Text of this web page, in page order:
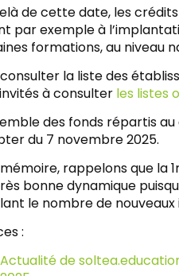
de cette date, les
par exemple à
formations, au niveau
la liste des
à consulter les listes
des fonds répartis
du 7 novembre 2025.
rappelons que la
bonne dynamique
le nombre de
:
Actualité de